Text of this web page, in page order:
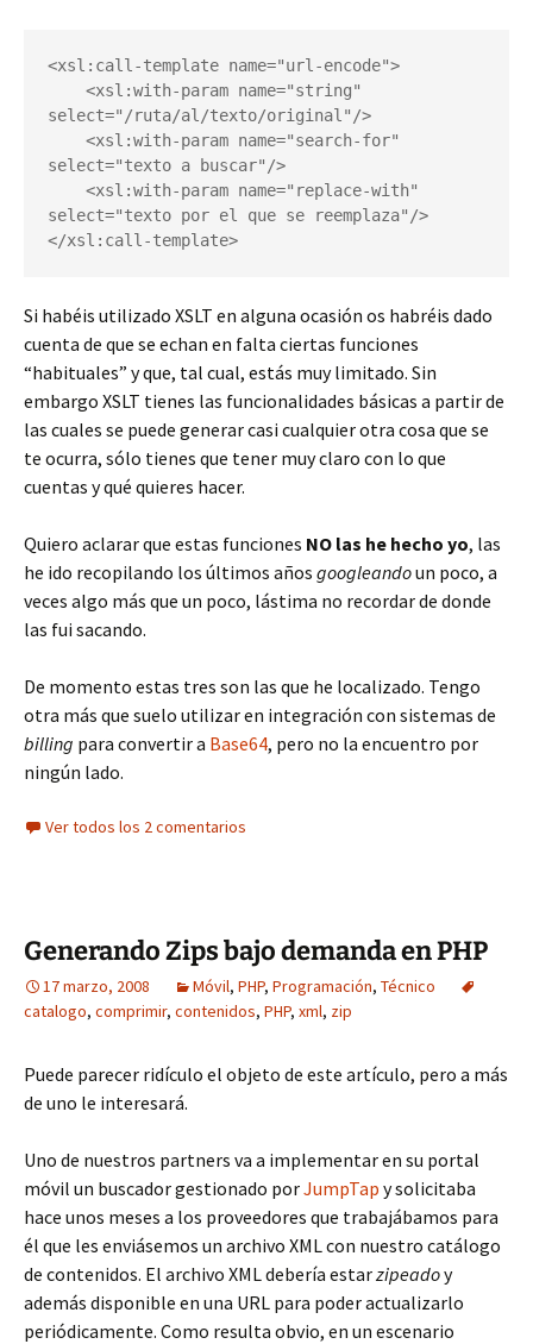
<xsl:call-template name="url-encode">
<xsl:with-param name="string"
select="/ruta/al/texto/original"/>
<xsl:with-param name="search-for"
select="texto a buscar"/>
<xsl:with-param name="replace-with"
select="texto por el que se reemplaza"/>
</xsl:call-template>
Si habéis utilizado XSLT en alguna ocasión os habréis dado
cuenta de que se echan en falta ciertas funciones
“habituales” y que, tal cual, estás muy limitado. Sin
embargo XSLT tienes las funcionalidades básicas a partir de
las cuales se puede generar casi cualquier otra cosa que se
te ocurra, sólo tienes que tener muy claro con lo que
cuentas y qué quieres hacer.
Quiero aclarar que estas funciones NO las he hecho yo, las
he ido recopilando los últimos años googleandoun poco, a
veces algo más que un poco, lástima no recordar de donde
las fui sacando.
De momento estas tres son las que he localizado. Tengo
otra más que suelo utilizar en integración con sistemas de
billing para convertir a Base64, pero no la encuentro por
ningún lado.
Ver todos los 2 comentarios
Generando Zips bajo demanda en PHP
17 marzo, 2008 Móvil, PHP, Programación, Técnico
catalogo, comprimir, contenidos, PHP, xml, zip
Puede parecer ridículo el objeto de este artículo, pero a más
de uno le interesará.
Uno de nuestros partners va a implementar en su portal
móvil un buscador gestionado porJumpTap y solicitaba
hace unos meses a los proveedores que trabajábamos para
él que les enviásemos un archivo XML con nuestro catálogo
de contenidos. El archivo XML debería estarzipeadoy
además disponible en una URL para poder actualizarlo
periódicamente. Como resulta obvio, en un escenario